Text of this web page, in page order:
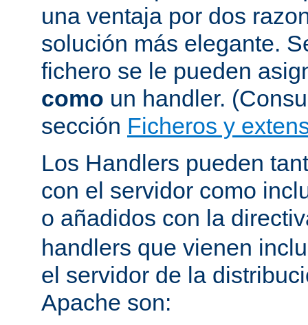
una ventaja por dos
solución más elegante.
fichero se le pueden
como un handler.
sección Ficheros y
Los Handlers pueden
con el servidor como
o añadidos con la
handlers que vienen
el servidor de la
Apache son: